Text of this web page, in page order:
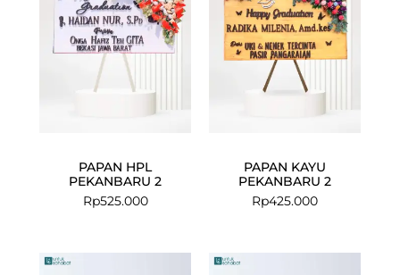
PAPAN HPL
PEKANBARU 2
Rp525.000
PAPAN KAYU
PEKANBARU 2
Rp425.000